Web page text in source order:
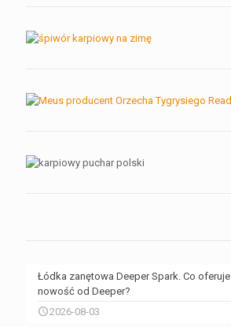
Łódka zanętowa Deeper Spark. Co oferuje
nowość od Deeper?
2026-08-03